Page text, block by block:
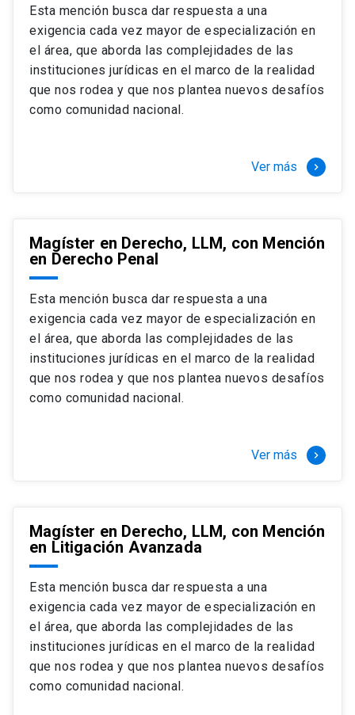
Esta mención busca dar respuesta a una
exigencia cada vez mayor de especialización en
el área, que aborda las complejidades de las
instituciones jurídicas en el marco de la realidad
que nos rodea y que nos plantea nuevos desafíos
como comunidad nacional.
Ver más keyboard_arrow_right
Magíster en Derecho, LLM, con Mención
en Derecho Penal
Esta mención busca dar respuesta a una
exigencia cada vez mayor de especialización en
el área, que aborda las complejidades de las
instituciones jurídicas en el marco de la realidad
que nos rodea y que nos plantea nuevos desafíos
como comunidad nacional.
Ver más keyboard_arrow_right
Magíster en Derecho, LLM, con Mención
en Litigación Avanzada
Esta mención busca dar respuesta a una
exigencia cada vez mayor de especialización en
el área, que aborda las complejidades de las
instituciones jurídicas en el marco de la realidad
que nos rodea y que nos plantea nuevos desafíos
como comunidad nacional.